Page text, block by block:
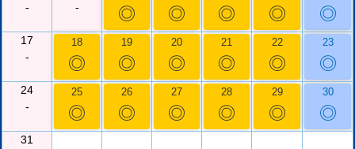
-
-
◎ ◎ ◎ ◎ ◎
17
-
18
◎
19
◎
20
◎
21
◎
22
◎
23
◎
24
-
25
◎
26
◎
27
◎
28
◎
29
◎
30
◎
31